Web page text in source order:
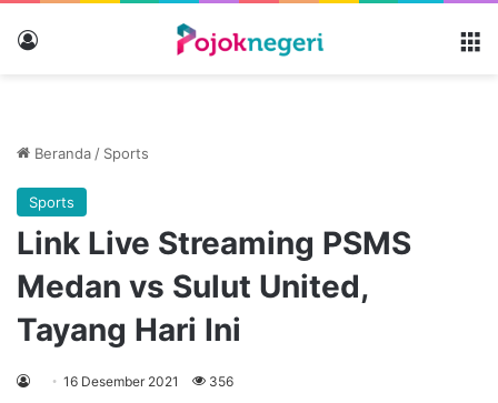
Beranda / Sports
Sports
Link Live Streaming PSMS
Medan vs Sulut United,
Tayang Hari Ini
16 Desember 2021 356